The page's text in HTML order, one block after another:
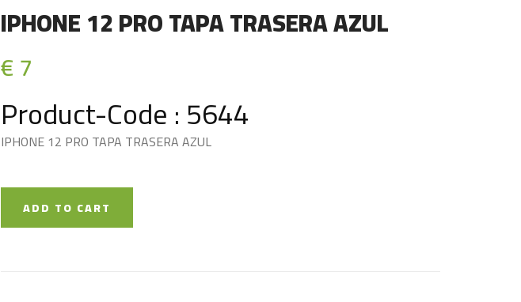
IPHONE 12 PRO TAPA TRASERA AZUL
€ 7
Product-Code : 5644
IPHONE 12 PRO TAPA TRASERA AZUL
ADD TO CART